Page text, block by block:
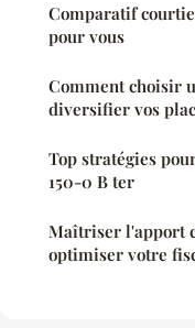
Comparatif
pour vous
Comment choisir
diversifier vos
Top stratégies
150-0 B ter
Maîtriser l'apport
optimiser votre